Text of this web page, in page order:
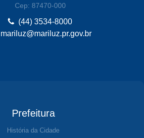
Cep: 87470-000
(44) 3534-8000
mariluz@mariluz.pr.gov.br
Prefeitura
História da Cidade